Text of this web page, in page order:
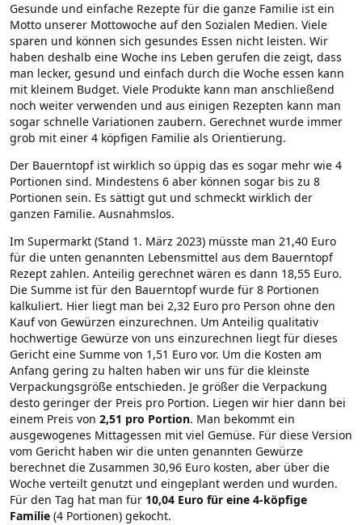
Gesunde und einfache Rezepte für die ganze Familie ist ein
Motto unserer Mottowoche auf den Sozialen Medien. Viele
sparen und können sich gesundes Essen nicht leisten. Wir
haben deshalb eine Woche ins Leben gerufen die zeigt, dass
man lecker, gesund und einfach durch die Woche essen kann
mit kleinem Budget. Viele Produkte kann man anschließend
noch weiter verwenden und aus einigen Rezepten kann man
sogar schnelle Variationen zaubern. Gerechnet wurde immer
grob mit einer 4 köpfigen Familie als Orientierung.
Der Bauerntopf ist wirklich so üppig das es sogar mehr wie 4
Portionen sind. Mindestens 6 aber können sogar bis zu 8
Portionen sein. Es sättigt gut und schmeckt wirklich der
ganzen Familie. Ausnahmslos.
Im Supermarkt (Stand 1. März 2023) müsste man 21,40 Euro
für die unten genannten Lebensmittel aus dem Bauerntopf
Rezept zahlen. Anteilig gerechnet wären es dann 18,55 Euro.
Die Summe ist für den Bauerntopf wurde für 8 Portionen
kalkuliert. Hier liegt man bei 2,32 Euro pro Person ohne den
Kauf von Gewürzen einzurechnen. Um Anteilig qualitativ
hochwertige Gewürze von uns einzurechnen liegt für dieses
Gericht eine Summe von 1,51 Euro vor. Um die Kosten am
Anfang gering zu halten haben wir uns für die kleinste
Verpackungsgröße entschieden. Je größer die Verpackung
desto geringer der Preis pro Portion. Liegen wir hier dann bei
einem Preis von 2,51 pro Portion. Man bekommt ein
ausgewogenes Mittagessen mit viel Gemüse. Für diese Version
vom Gericht haben wir die unten genannten Gewürze
berechnet die Zusammen 30,96 Euro kosten, aber über die
Woche verteilt genutzt und eingeplant werden und wurden.
Für den Tag hat man für 10,04 Euro für eine 4-köpfige
Familie (4 Portionen) gekocht.